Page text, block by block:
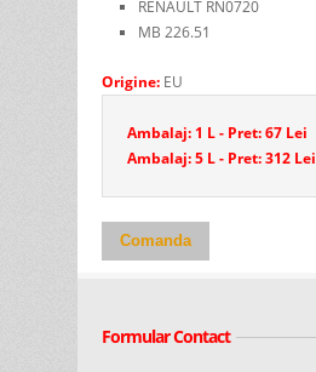
RENAULT RN0720
MB 226.51
Origine: EU
Ambalaj: 1 L - Pret: 67 Lei
Ambalaj: 5 L - Pret: 312 Lei
Comanda
Formular Contact